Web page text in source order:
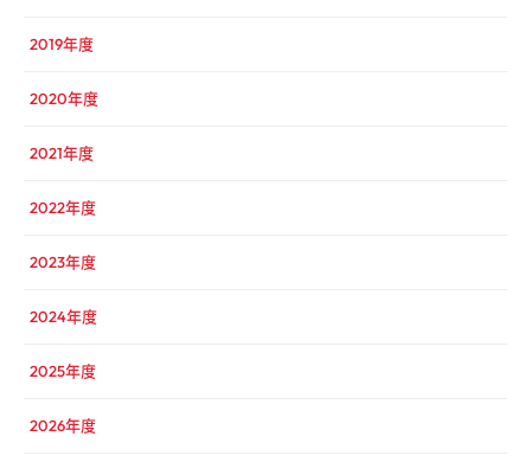
2019年度
2020年度
2021年度
2022年度
2023年度
2024年度
2025年度
2026年度